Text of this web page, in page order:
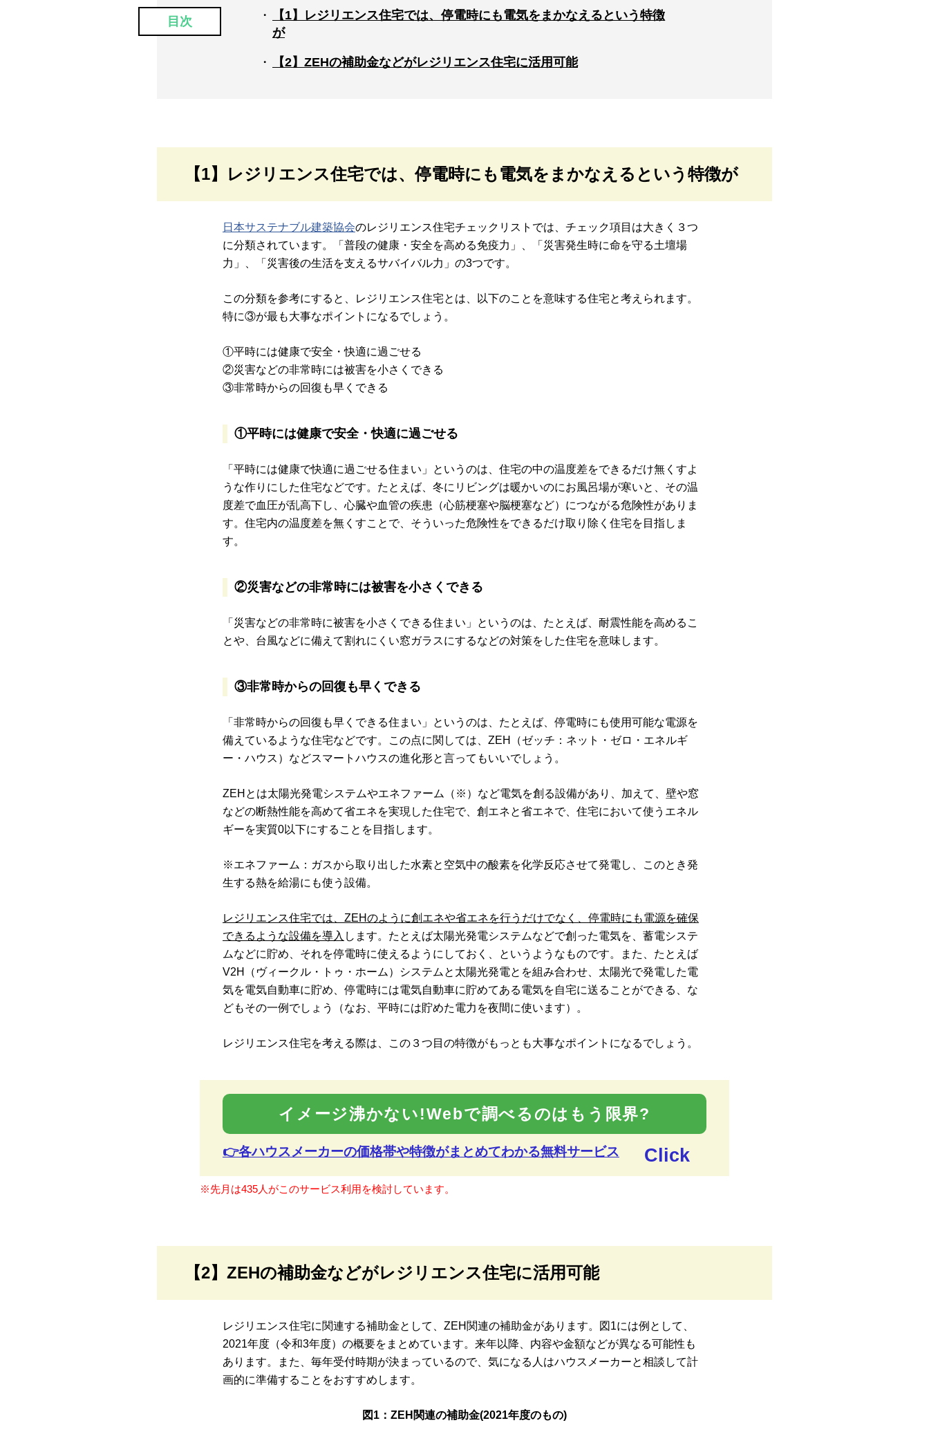
目次
【1】レジリエンス住宅では、停電時にも電気をまかなえるという特徴
が
【2】ZEHの補助金などがレジリエンス住宅に活用可能
【1】レジリエンス住宅では、停電時にも電気をまかなえるという特徴が
日本サステナブル建築協会のレジリエンス住宅チェックリストでは、チェック項目は大きく３つ
に分類されています。「普段の健康・安全を高める免疫力」、「災害発生時に命を守る土壇場
力」、「災害後の生活を支えるサバイバル力」の3つです。
この分類を参考にすると、レジリエンス住宅とは、以下のことを意味する住宅と考えられます。
特に③が最も大事なポイントになるでしょう。
①平時には健康で安全・快適に過ごせる
②災害などの非常時には被害を小さくできる
③非常時からの回復も早くできる
①平時には健康で安全・快適に過ごせる
「平時には健康で快適に過ごせる住まい」というのは、住宅の中の温度差をできるだけ無くすよ
うな作りにした住宅などです。たとえば、冬にリビングは暖かいのにお風呂場が寒いと、その温
度差で血圧が乱高下し、心臓や血管の疾患（心筋梗塞や脳梗塞など）につながる危険性がありま
す。住宅内の温度差を無くすことで、そういった危険性をできるだけ取り除く住宅を目指しま
す。
②災害などの非常時には被害を小さくできる
「災害などの非常時に被害を小さくできる住まい」というのは、たとえば、耐震性能を高めるこ
とや、台風などに備えて割れにくい窓ガラスにするなどの対策をした住宅を意味します。
③非常時からの回復も早くできる
「非常時からの回復も早くできる住まい」というのは、たとえば、停電時にも使用可能な電源を
備えているような住宅などです。この点に関しては、ZEH（ゼッチ：ネット・ゼロ・エネルギ
ー・ハウス）などスマートハウスの進化形と言ってもいいでしょう。
ZEHとは太陽光発電システムやエネファーム（※）など電気を創る設備があり、加えて、壁や窓
などの断熱性能を高めて省エネを実現した住宅で、創エネと省エネで、住宅において使うエネル
ギーを実質0以下にすることを目指します。
※エネファーム：ガスから取り出した水素と空気中の酸素を化学反応させて発電し、このとき発
生する熱を給湯にも使う設備。
レジリエンス住宅では、ZEHのように創エネや省エネを行うだけでなく、停電時にも電源を確保
できるような設備を導入 します。たとえば太陽光発電システムなどで創った電気を、蓄電システ
ムなどに貯め、それを停電時に使えるようにしておく、というようなものです。また、たとえば
V2H（ヴィークル・トゥ・ホーム）システムと太陽光発電とを組み合わせ、太陽光で発電した電
気を電気自動車に貯め、停電時には電気自動車に貯めてある電気を自宅に送ることができる、な
どもその一例でしょう（なお、平時には貯めた電力を夜間に使います）。
レジリエンス住宅を考える際は、この３つ目の特徴がもっとも大事なポイントになるでしょう。
イメージ沸かない!Webで調べるのはもう限界?
👉各ハウスメーカーの価格帯や特徴がまとめてわかる無料サービス Click
※先月は435人がこのサービス利用を検討しています。
【2】ZEHの補助金などがレジリエンス住宅に活用可能
レジリエンス住宅に関連する補助金として、ZEH関連の補助金があります。図1には例として、
2021年度（令和3年度）の概要をまとめています。来年以降、内容や金額などが異なる可能性も
あります。また、毎年受付時期が決まっているので、気になる人はハウスメーカーと相談して計
画的に準備することをおすすめします。
図1：ZEH関連の補助金(2021年度のもの)